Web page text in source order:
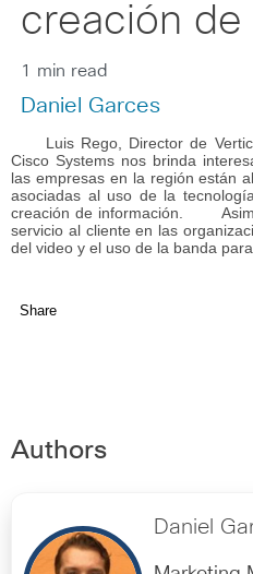
creación de
1 min read
Daniel Garces
Luis Rego, Director de
Cisco Systems nos brinda
las empresas en la región están
asociadas al uso de la
creación de información.
servicio al cliente en las
del video y el uso de la banda
Share
Authors
Daniel